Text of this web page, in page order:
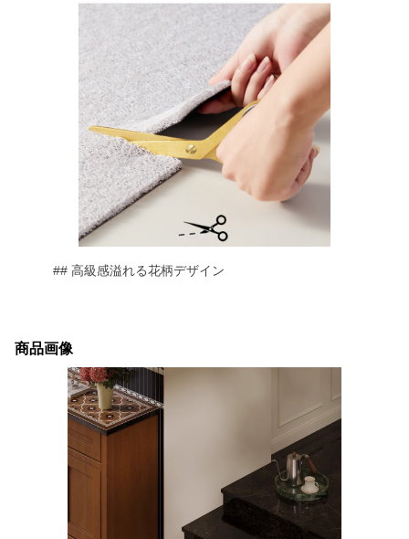
## 高級感溢れる花柄デザイン
商品画像